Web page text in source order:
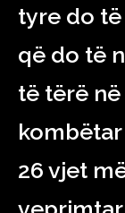
tyre do
që do të
të tërë
26 vjet